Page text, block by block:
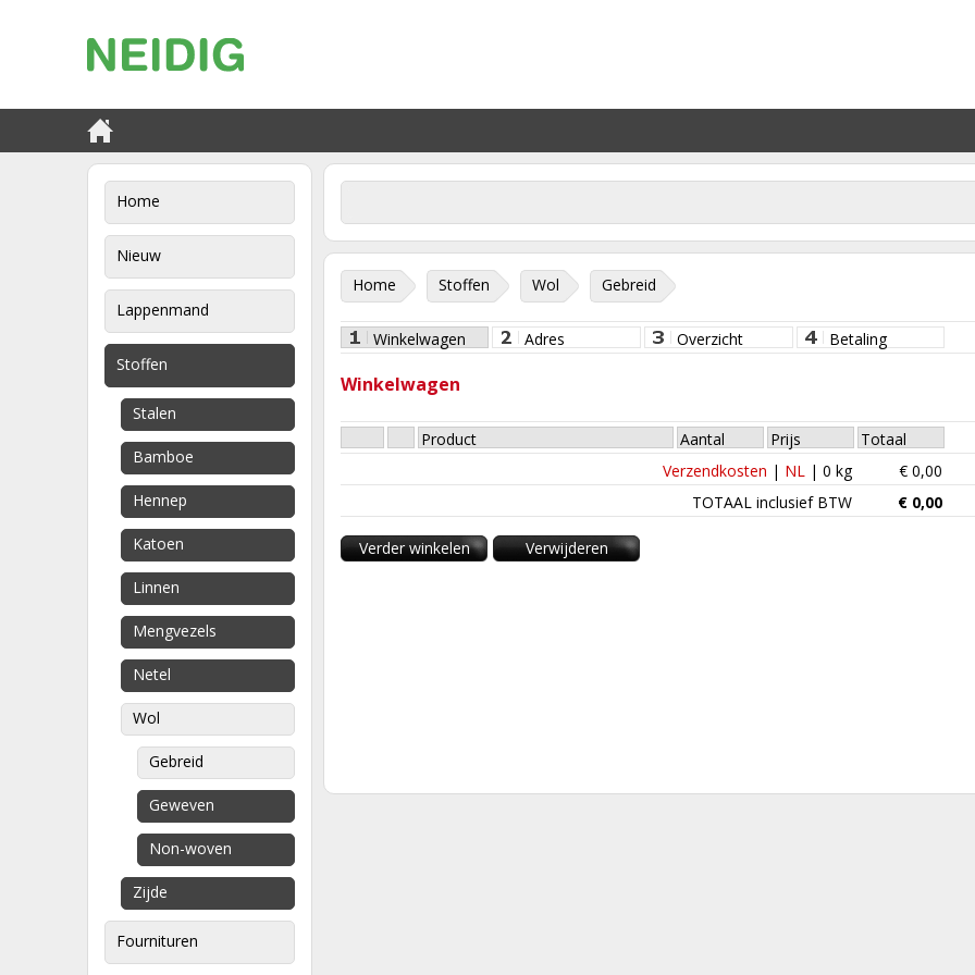
Home
Nieuw
Lappenmand
Stoffen
Stalen
Bamboe
Hennep
Katoen
Linnen
Mengvezels
Netel
Wol
Gebreid
Geweven
Non-woven
Zijde
Fournituren
Home Stoffen Wol Gebreid
Winkelwagen Adres Overzicht Betaling
Winkelwagen
Product Aantal Prijs
Totaal
Verzendkosten | NL | 0 kg € 0,00
TOTAAL inclusief BTW
€ 0,00
Verder winkelen Verwijderen